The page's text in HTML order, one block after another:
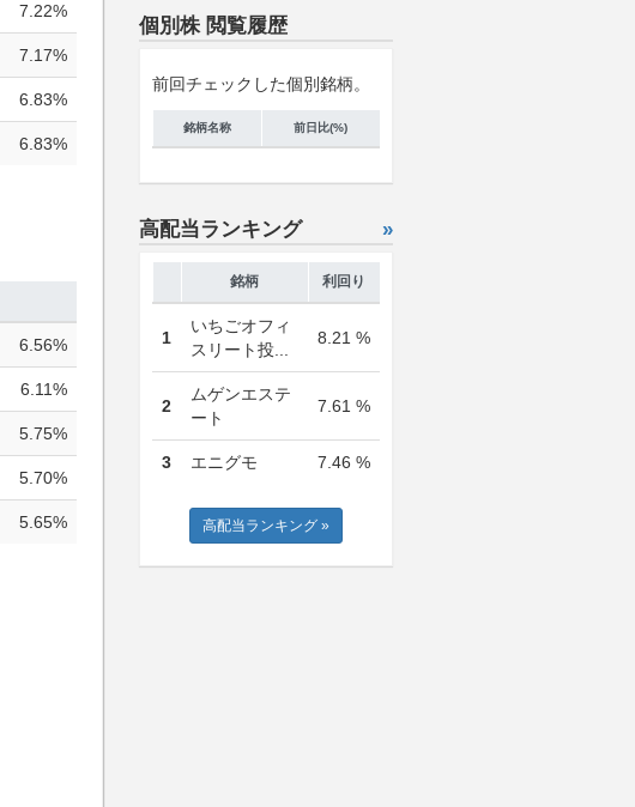
7.22%
7.17%
6.83%
6.83%
6.56%
6.11%
5.75%
5.70%
5.65%
個別株 閲覧履歴
前回チェックした個別銘柄。
銘柄名称 前日比(%)
高配当ランキング »
銘柄 利回り
1
いちごオフィ
スリート投...
8.21 %
2
ムゲンエステ
ート
7.61 %
3 エニグモ 7.46 %
高配当ランキング »